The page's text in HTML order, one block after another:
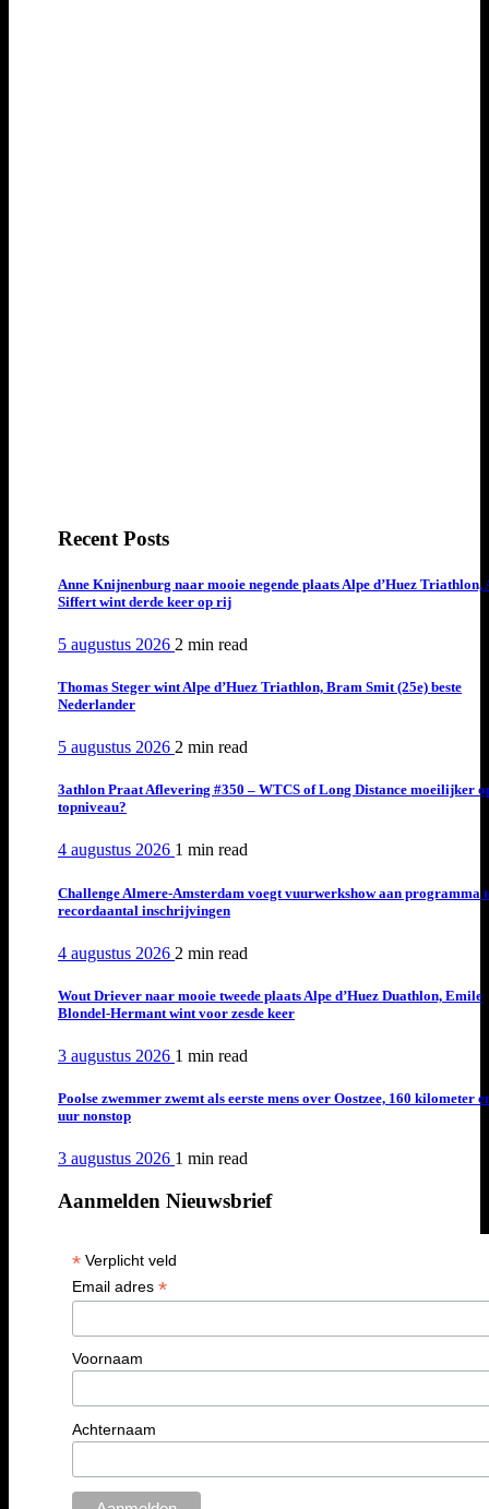
Recent Posts
Anne Knijnenburg naar mooie negende plaats Alpe d’Huez Triathlon,
Siffert wint derde keer op rij
5 augustus 2026 2 min read
Thomas Steger wint Alpe d’Huez Triathlon, Bram Smit (25e) beste
Nederlander
5 augustus 2026 2 min read
3athlon Praat Aflevering #350 – WTCS of Long Distance moeilijker
topniveau?
4 augustus 2026 1 min read
Challenge Almere-Amsterdam voegt vuurwerkshow aan programma
recordaantal inschrijvingen
4 augustus 2026 2 min read
Wout Driever naar mooie tweede plaats Alpe d’Huez Duathlon, Emile
Blondel-Hermant wint voor zesde keer
3 augustus 2026 1 min read
Poolse zwemmer zwemt als eerste mens over Oostzee, 160 kilometer
uur nonstop
3 augustus 2026 1 min read
Aanmelden Nieuwsbrief
*Verplicht veld
Email adres *
Voornaam
Achternaam